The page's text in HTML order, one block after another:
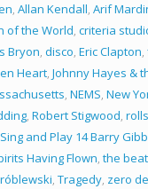
, Allan Kendall, Arif
of the World, criteria
Bryon, disco, Eric Clapton,
Heart, Johnny Hayes &
, NEMS, New
, Robert Stigwood,
Sing and Play 14 Barry
Having Flown, the
, Tragedy, zero